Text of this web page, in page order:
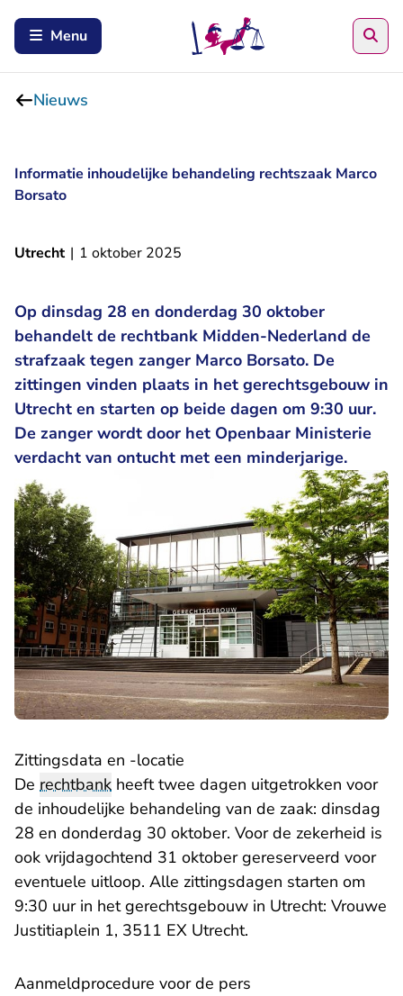
Menu
Nieuws
Informatie inhoudelijke behandeling rechtszaak Marco
Borsato
Utrecht | 1 oktober 2025
Op dinsdag 28 en donderdag 30 oktober
behandelt de rechtbank Midden-Nederland de
strafzaak tegen zanger Marco Borsato. De
zittingen vinden plaats in het gerechtsgebouw in
Utrecht en starten op beide dagen om 9:30 uur.
De zanger wordt door het Openbaar Ministerie
verdacht van ontucht met een minderjarige.
Zittingsdata en -locatie
De rechtbank heeft twee dagen uitgetrokken voor
de inhoudelijke behandeling van de zaak: dinsdag
28 en donderdag 30 oktober. Voor de zekerheid is
ook vrijdagochtend 31 oktober gereserveerd voor
eventuele uitloop. Alle zittingsdagen starten om
9:30 uur in het gerechtsgebouw in Utrecht: Vrouwe
Justitiaplein 1, 3511 EX Utrecht.
Aanmeldprocedure voor de pers